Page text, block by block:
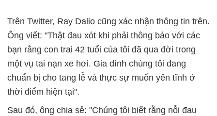
Trên Twitter, Ray Dalio cũng xác nhận thông tin trên.
Ông viết: "Thật đau xót khi phải thông báo với các
bạn rằng con trai 42 tuổi của tôi đã qua đời trong
một vụ tai nạn xe hơi. Gia đình chúng tôi đang
chuẩn bị cho tang lễ và thực sự muốn yên tĩnh ở
thời điểm hiện tại".
Sau đó, ông chia sẻ: "Chúng tôi biết rằng nỗi đau